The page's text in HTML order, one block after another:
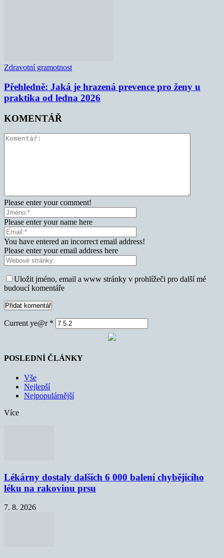
Zdravotní gramotnost
Přehledně: Jaká je hrazená prevence pro ženy u
praktika od ledna 2026
KOMENTÁŘ
Please enter your comment!
Please enter your name here
You have entered an incorrect email address!
Please enter your email address here
Uložit jméno, email a www stránky v prohlížeči pro další mé
budoucí komentáře
Current ye@r *
POSLEDNÍ ČLÁNKY
Vše
Nejlepší
Nejpopulárnější
Více
Lékárny dostaly dalších 6 000 balení chybějícího
léku na rakovinu prsu
7. 8. 2026